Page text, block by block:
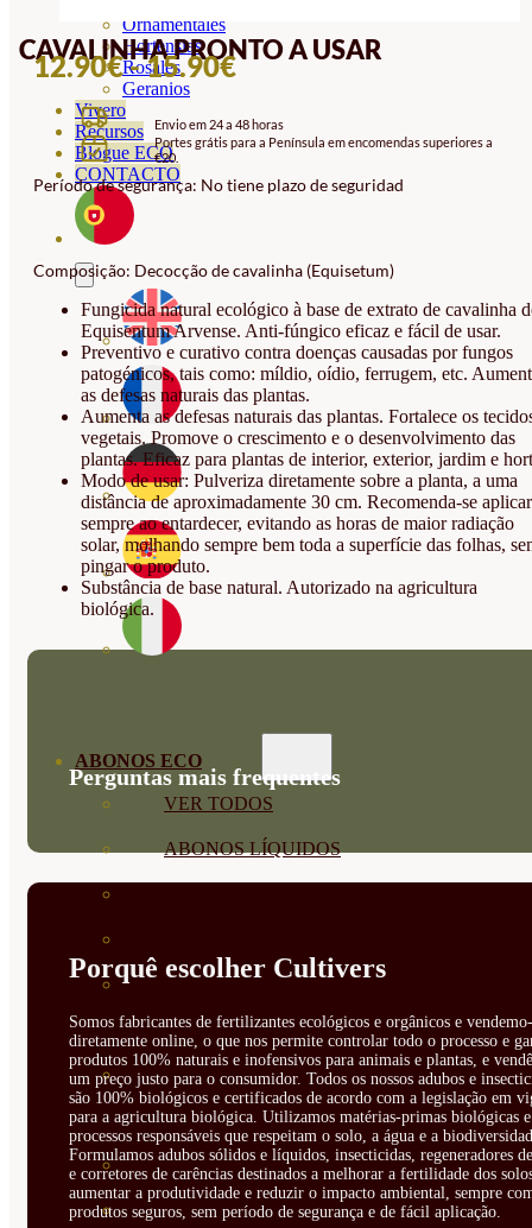
Ornamentales
Hortensias
Rosales
Geranios
Vivero
Recursos
Blogue ECO
CONTACTO
ABONOS ECO
VER TODOS
ABONOS LÍQUIDOS
SUSTRATOS Y
DECORATIVAS
CORRECTORES DE
CARENCIAS
ENRAIZANTES
MADURACIÓN Y ENGORDE
CAVALINHA PRONTO A USAR
12.90€-15.90€INTERVALO
PREÇOS:
A
Envio em 24 a 48 horas
Portes grátis para a Península em encomendas superiores a
€20.
Período de segurança: No tiene plazo de seguridad
Composição: Decocção de cavalinha (Equisetum)
Fungicida natural ecológico à base de extrato de cavalinha
Equisentum Arvense. Anti-fúngico eficaz e fácil de usar.
Preventivo e curativo contra doenças causadas por fungos
patogénicos, tais como: míldio, oídio, ferrugem, etc.
as defesas naturais das plantas.
Aumenta as defesas naturais das plantas. Fortalece os
vegetais. Promove o crescimento e o desenvolvimento das
plantas. Eficaz para plantas de interior, exterior, jardim e
Modo de usar: Pulveriza diretamente sobre a planta, a uma
distância de aproximadamente 30 cm. Recomenda-se aplicar
sempre ao entardecer, evitando as horas de maior radiação
solar, molhando sempre bem toda a superfície das folhas,
pingar o produto.
Substância de base natural. Autorizado na agricultura
biológica.
Perguntas mais frequentes
Porquê escolher Cultivers
Somos fabricantes de fertilizantes ecológicos e orgânicos e
diretamente online, o que nos permite controlar todo o processo e
produtos 100% naturais e inofensivos para animais e plantas, e
um preço justo para o consumidor. Todos os nossos adubos e
são 100% biológicos e certificados de acordo com a legislação em
para a agricultura biológica. Utilizamos matérias-primas biológicas e
processos responsáveis que respeitam o solo, a água e a
Formulamos adubos sólidos e líquidos, insecticidas, regeneradores
e corretores de carências destinados a melhorar a fertilidade dos
aumentar a produtividade e reduzir o impacto ambiental, sempre
produtos seguros, sem período de segurança e de fácil aplicação.